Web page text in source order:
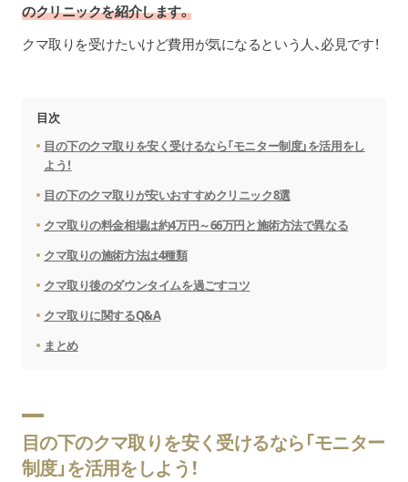
のクリニックを紹介します。
クマ取りを受けたいけど費用が気になるという人、必見です！
目次
目の下のクマ取りを安く受けるなら「モニター制度」を活用をし
よう！
目の下のクマ取りが安いおすすめクリニック8選
クマ取りの料金相場は約4万円～66万円と施術方法で異なる
クマ取りの施術方法は4種類
クマ取り後のダウンタイムを過ごすコツ
クマ取りに関するQ&A
まとめ
目の下のクマ取りを安く受けるなら「モニター
制度」を活用をしよう！